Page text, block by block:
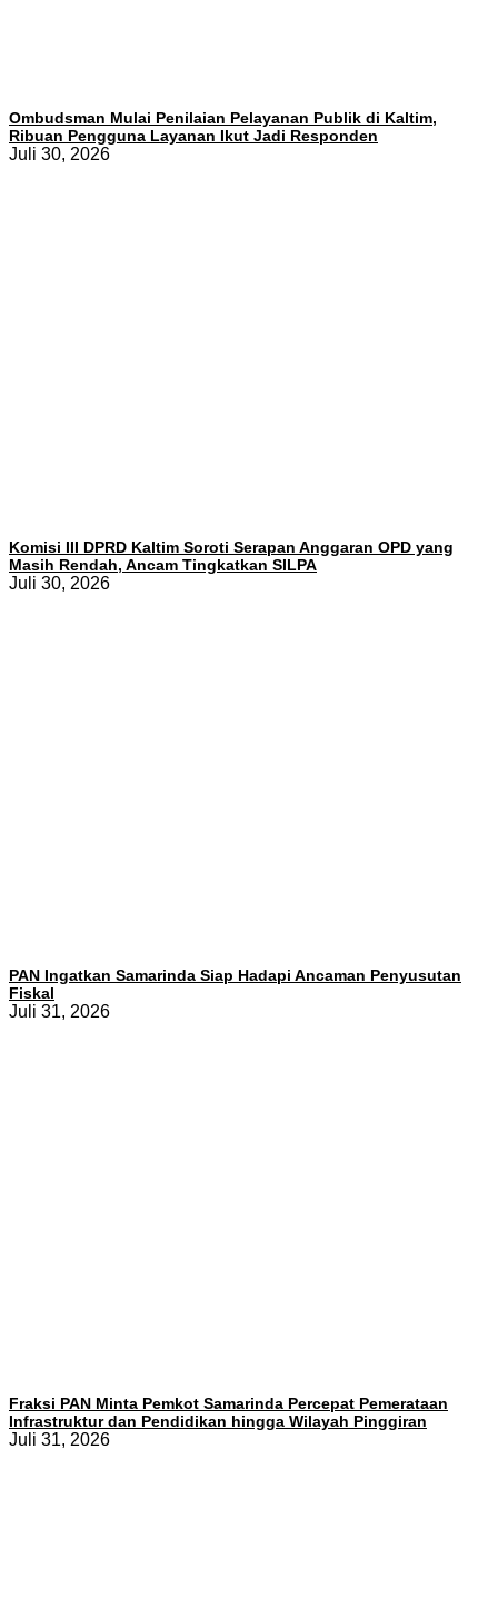
Ombudsman Mulai Penilaian Pelayanan Publik di Kaltim,
Ribuan Pengguna Layanan Ikut Jadi Responden
Juli 30, 2026
Komisi III DPRD Kaltim Soroti Serapan Anggaran OPD yang
Masih Rendah, Ancam Tingkatkan SILPA
Juli 30, 2026
PAN Ingatkan Samarinda Siap Hadapi Ancaman Penyusutan
Fiskal
Juli 31, 2026
Fraksi PAN Minta Pemkot Samarinda Percepat Pemerataan
Infrastruktur dan Pendidikan hingga Wilayah Pinggiran
Juli 31, 2026